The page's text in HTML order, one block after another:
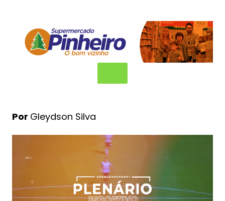
Por Gleydson Silva